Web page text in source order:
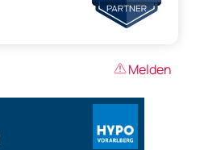
Melden